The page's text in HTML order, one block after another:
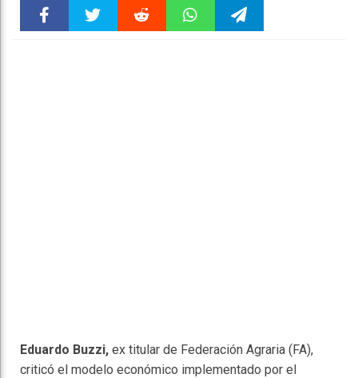
Eduardo Buzzi, ex titular de Federación Agraria (FA),
criticó el modelo económico implementado por el